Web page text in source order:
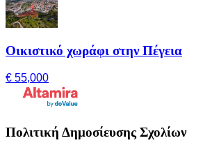
Οικιστικό χωράφι στην Πέγεια
€ 55,000
Πολιτική Δημοσίευσης Σχολίων